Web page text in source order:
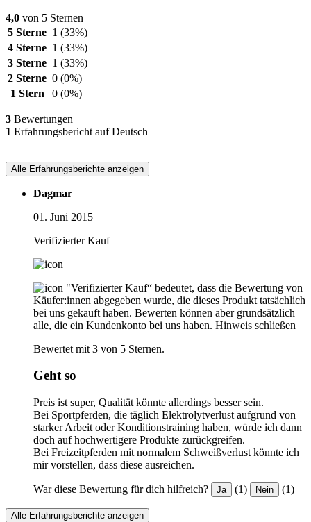
4,0 von 5 Sternen
5 Sterne 1 (33%)
4 Sterne 1 (33%)
3 Sterne 1 (33%)
2 Sterne 0 (0%)
1 Stern
0 (0%)
3 Bewertungen
1 Erfahrungsbericht auf Deutsch
Alle Erfahrungsberichte anzeigen
Dagmar
01. Juni 2015
Verifizierter Kauf
"Verifizierter Kauf“ bedeutet, dass die Bewertung von
Käufer:innen abgegeben wurde, die dieses Produkt tatsächlich
bei uns gekauft haben. Bewerten können aber grundsätzlich
alle, die ein Kundenkonto bei uns haben. Hinweis schließen
Bewertet mit 3 von 5 Sternen.
Geht so
Preis ist super, Qualität könnte allerdings besser sein.
Bei Sportpferden, die täglich Elektrolytverlust aufgrund von
starker Arbeit oder Konditionstraining haben, würde ich dann
doch auf hochwertigere Produkte zurückgreifen.
Bei Freizeitpferden mit normalem Schweißverlust könnte ich
mir vorstellen, dass diese ausreichen.
War diese Bewertung für dich hilfreich? Ja (1) Nein (1)
Alle Erfahrungsberichte anzeigen